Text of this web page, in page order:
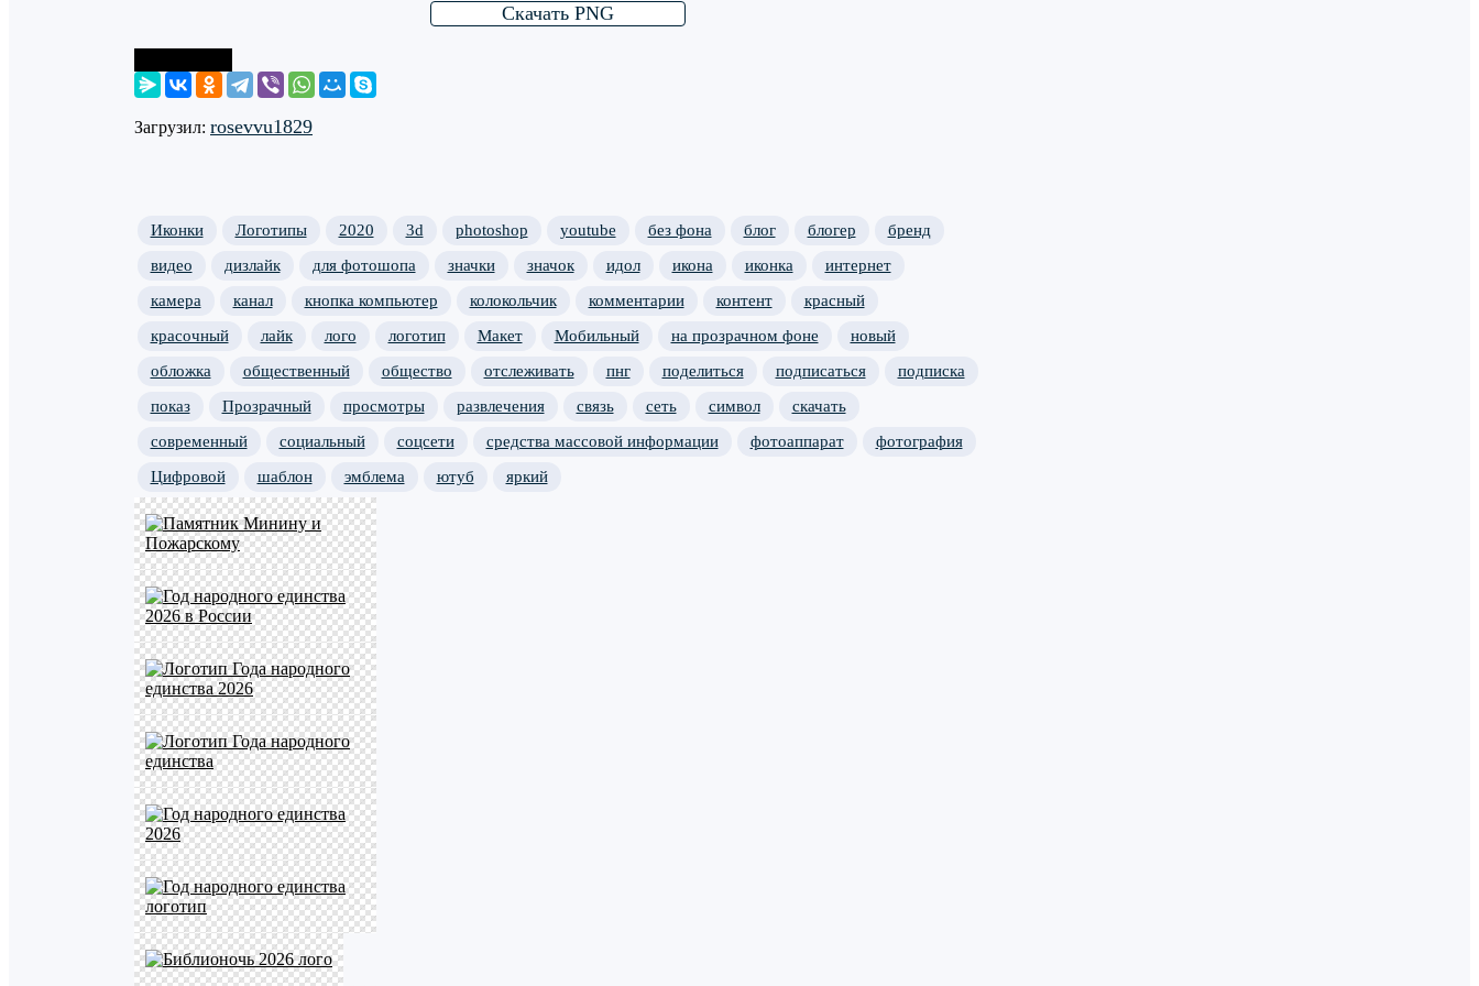
Скачать PNG
Загрузил: rosevvu1829
Иконки Логотипы 2020 3d photoshop youtube без фона блог блогер
бренд
видео
дизлайк для фотошопа значки значок идол икона иконка
интернет
камера
канал кнопка компьютер колокольчик комментарии контент
красный
красочный
лайк лого логотип Макет Мобильный на прозрачном фоне
новый
обложка
общественный общество отслеживать пнг поделиться подписаться
подписка
показ
Прозрачный просмотры развлечения связь сеть символ
скачать
современный
социальный соцсети средства массовой информации фотоаппарат
фотография
Цифровой
шаблон эмблема ютуб яркий